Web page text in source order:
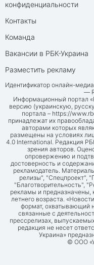
конфиденциальности
Контакты
Команда
Вакансии в РБК-Украина
Разместить рекламу
Идентификатор онлайн-
—
Информационный портал
версию (украинскую,
портала – https://
принадлежат их
авторами которых
размещены на условиях
4.0 International. Редакция
зрения авторов.
опровержению и
достоверность и
рекламодатель.
релизы", "Спецпроект",
"Благотворительность",
рекламы и предназначены,
летнего возраста.
формат, охватывающий
связанные с
прессрелизах,
редакция не несет
Украина»
© ООО